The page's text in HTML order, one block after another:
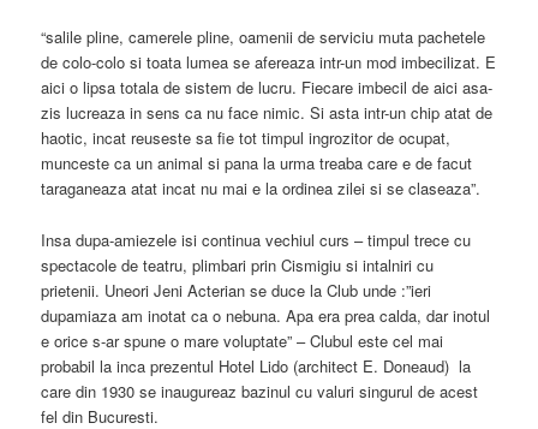
“salile pline, camerele pline, oamenii de serviciu muta pachetele
de colo-colo si toata lumea se afereaza intr-un mod imbecilizat. E
aici o lipsa totala de sistem de lucru. Fiecare imbecil de aici asa-
zis lucreaza in sens ca nu face nimic. Si asta intr-un chip atat de
haotic, incat reuseste sa fie tot timpul ingrozitor de ocupat,
munceste ca un animal si pana la urma treaba care e de facut
taraganeaza atat incat nu mai e la ordinea zilei si se claseaza”.
Insa dupa-amiezele isi continua vechiul curs – timpul trece cu
spectacole de teatru, plimbari prin Cismigiu si intalniri cu
prietenii. Uneori Jeni Acterian se duce la Club unde :”ieri
dupamiaza am inotat ca o nebuna. Apa era prea calda, dar inotul
e orice s-ar spune o mare voluptate” – Clubul este cel mai
probabil la inca prezentul Hotel Lido (architect E. Doneaud) la
care din 1930 se inaugureaz bazinul cu valuri singurul de acest
fel din Bucuresti.